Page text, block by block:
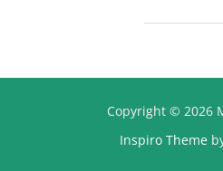
Copyright © 2026
Inspiro Theme